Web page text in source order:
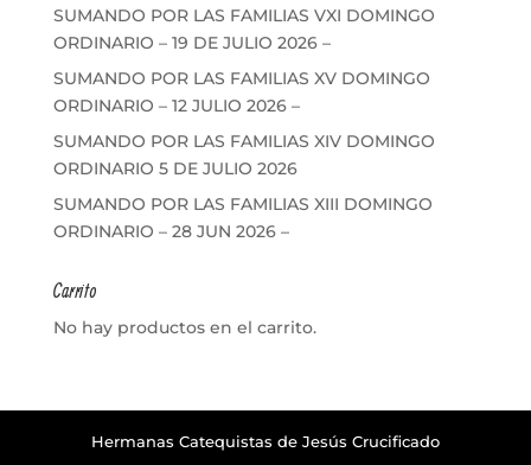
SUMANDO POR LAS FAMILIAS VXI DOMINGO
ORDINARIO – 19 DE JULIO 2026 –
SUMANDO POR LAS FAMILIAS XV DOMINGO
ORDINARIO – 12 JULIO 2026 –
SUMANDO POR LAS FAMILIAS XIV DOMINGO
ORDINARIO 5 DE JULIO 2026
SUMANDO POR LAS FAMILIAS XIII DOMINGO
ORDINARIO – 28 JUN 2026 –
Carrito
No hay productos en el carrito.
Hermanas Catequistas de Jesús Crucificado